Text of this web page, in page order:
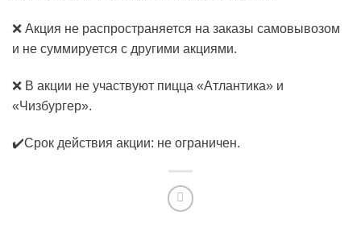
❌ Акция не распространяется на заказы самовывозом
и не суммируется с другими акциями.
❌ В акции не участвуют пицца «Атлантика» и
«Чизбургер».
✔️Срок действия акции: не ограничен.